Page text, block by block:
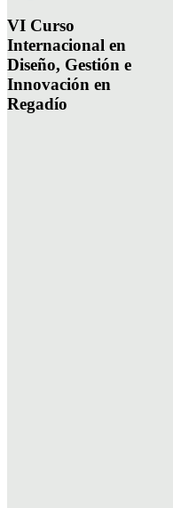
VI Curso
Internacional en
Diseño, Gestión e
Innovación en
Regadío